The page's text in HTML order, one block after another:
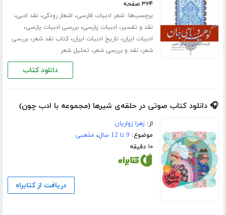
۳۲۴ صفحه
برچسب‌ها:شعر ادبیات فارسی، اشعار رودکی،نقد ادبی،
نقد و تفسیر، ادبیات پارسی،بررسی ادبیات پارسی،
ادبیات ایران، تاریخ ادبیات ایران،کتاب نقد شعر،بررسی
شعر،نقد و بررسی شعر، تحلیل شعر
دانلود کتاب
🎧 دانلود کتاب صوتی در حلقه‌ی شیرها (مجموعه با ادب چون)
از:زهرا زواریان
موضوع: 9 تا 12 سال ، مذهبی
۱۰ دقیقه
دریافت از کتابراه